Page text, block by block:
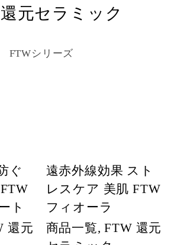
元セラミック
FTWシリーズ
ぐ
ト
還元
遠赤外線効果 スト
レスケア 美肌 FTW
フィオーラ
商品一覧, FTW 還元